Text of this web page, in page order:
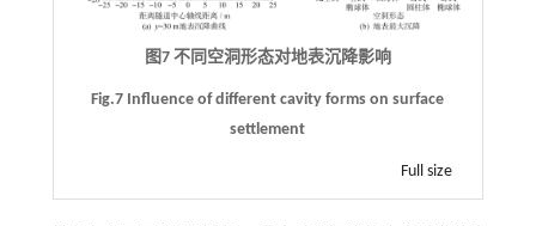
图7 不同空洞形态对地表沉降影响
Fig.7 Influence of different cavity forms on surface
settlement
Full size